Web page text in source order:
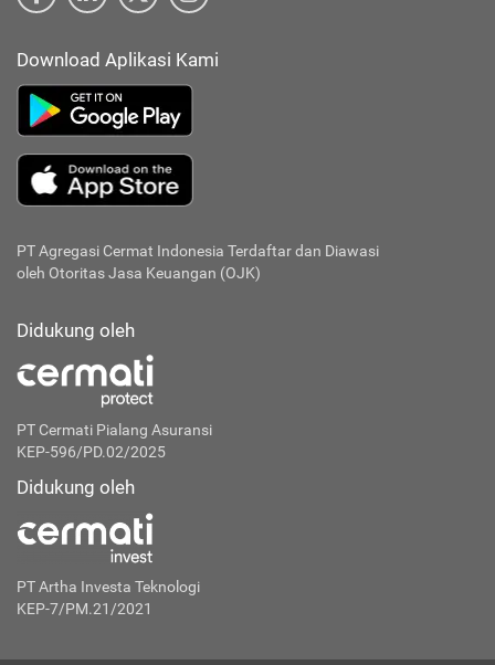
Download Aplikasi Kami
PT Agregasi Cermat Indonesia Terdaftar dan Diawasi
oleh Otoritas Jasa Keuangan (OJK)
Didukung oleh
PT Cermati Pialang Asuransi
KEP-596/PD.02/2025
Didukung oleh
PT Artha Investa Teknologi
KEP-7/PM.21/2021